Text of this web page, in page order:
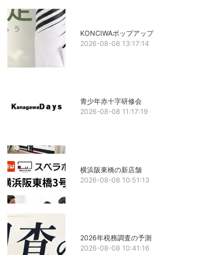
KONCIWAポップアップ
2026-08-08 13:17:14
青少年赤十字研修会
2026-08-08 11:17:19
横浜阪東橋の新店舗
2026-08-08 10:51:13
2026年税務調査の予測
2026-08-08 10:41:16